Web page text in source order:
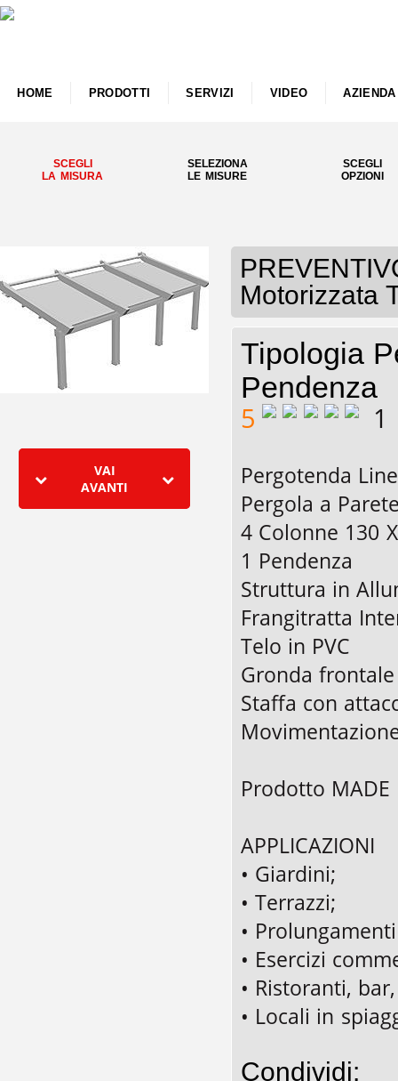
HOME PRODOTTI SERVIZI VIDEO AZIENDA
SCEGLI
LA MISURA
SELEZIONA
LE MISURE
SCEGLI
OPZIONI
VAI
AVANTI
Motorizzata
Tipologia
Pendenza
5 1
Pergotenda
Pergola a
4 Colonne 130
1 Pendenza
Struttura in
Frangitratta
Telo in PVC
Gronda
Staffa con
Prodotto MADE
APPLICAZIONI
• Giardini;
• Terrazzi;
•
• Esercizi
• Ristoranti,
• Locali in
Condividi: